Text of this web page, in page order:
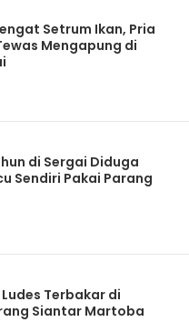
Setrum Ikan, Pria
Mengapung di
di Sergai Diduga
Sendiri Pakai Parang
Terbakar di
Siantar Martoba